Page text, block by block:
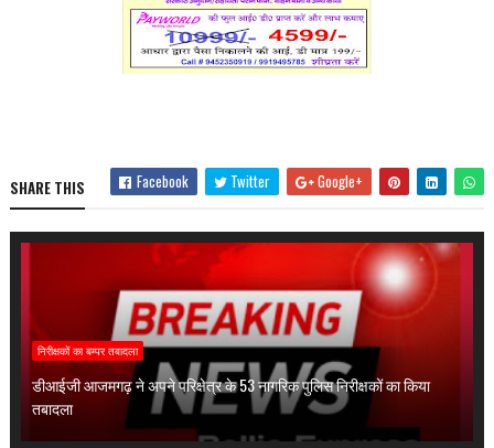
SHARE THIS Facebook Twitter Google+
निरीक्षकों का बम्पर तबादला
डीआईजी आजमगढ़ ने अपने परिक्षेत्र के 53 नागरिक पुलिस निरीक्षकों का किया
तबादला